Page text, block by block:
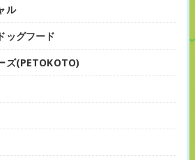
ル
グフード
(PETOKOTO)